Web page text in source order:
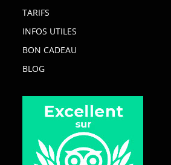
TARIFS
INFOS UTILES
BON CADEAU
BLOG